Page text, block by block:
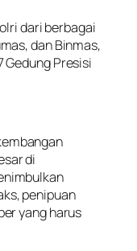
dari berbagai
dan Binmas,
Gedung Presisi
di
penipuan
yang harus